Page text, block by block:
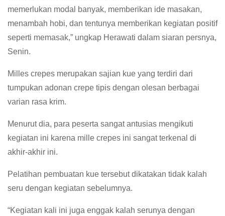
memerlukan modal banyak, memberikan ide masakan,
menambah hobi, dan tentunya memberikan kegiatan positif
seperti memasak,” ungkap Herawati dalam siaran persnya,
Senin.
Milles crepes merupakan sajian kue yang terdiri dari
tumpukan adonan crepe tipis dengan olesan berbagai
varian rasa krim.
Menurut dia, para peserta sangat antusias mengikuti
kegiatan ini karena mille crepes ini sangat terkenal di
akhir-akhir ini.
Pelatihan pembuatan kue tersebut dikatakan tidak kalah
seru dengan kegiatan sebelumnya.
“Kegiatan kali ini juga enggak kalah serunya dengan